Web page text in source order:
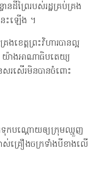
ដីព្រៃរបស់រដ្ឋគ្រប់គ្រង
េះឡើង ។
ងខេត្តព្រះវិហារបានល្អ
យ៉ាងអាណាធិបតេយ្យ
សរសើរមិនបានចំពោះ
ទុកបណ្ដោយឲ្យក្រុមឈ្មួញ
ស់គ្រឿងចក្រទាំងបីខាងលើ